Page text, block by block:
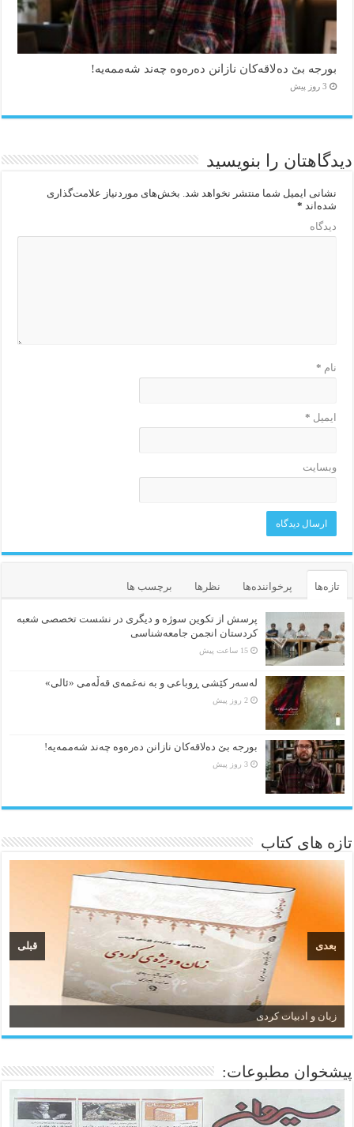
بورجە بێ دەلاقەکان نازانن دەرەوە چەند شەممەیە!
3 روز پیش
دیدگاهتان را بنویسید
نشانی ایمیل شما منتشر نخواهد شد. بخش‌های موردنیاز علامت‌گذاری
شده‌اند *
دیدگاه
نام *
ایمیل *
وبسایت
تازه‌ها پرخواننده‌ها نظرها برچسب ها
پرسش از تکوین سوژه و دیگری در نشست تخصصی شعبه
کردستان انجمن جامعه‌شناسی
15 ساعت پیش
لەسەر کێشی ڕوباعی و به نەغمەی قەڵەمی «ئالی»
2 روز پیش
بورجە بێ دەلاقەکان نازانن دەرەوە چەند شەممەیە!
3 روز پیش
تازه های کتاب
زبان و ادبیات کردی
قبلی بعدی
پیشخوان مطبوعات: